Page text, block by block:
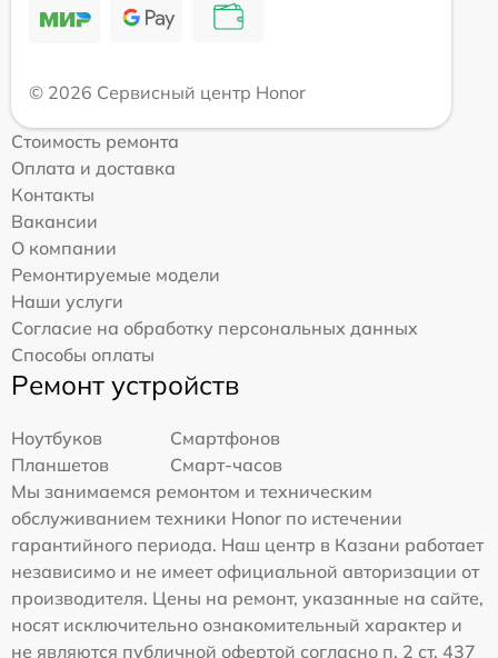
© 2026 Сервисный центр Honor
Стоимость ремонта
Оплата и доставка
Контакты
Вакансии
О компании
Ремонтируемые модели
Наши услуги
Согласие на обработку персональных данных
Способы оплаты
Ремонт устройств
Ноутбуков
Смартфонов
Планшетов
Смарт-часов
Мы занимаемся ремонтом и техническим
обслуживанием техники Honor по истечении
гарантийного периода. Наш центр в Казани работает
независимо и не имеет официальной авторизации от
производителя. Цены на ремонт, указанные на сайте,
носят исключительно ознакомительный характер и
не являются публичной офертой согласно п. 2 ст. 437